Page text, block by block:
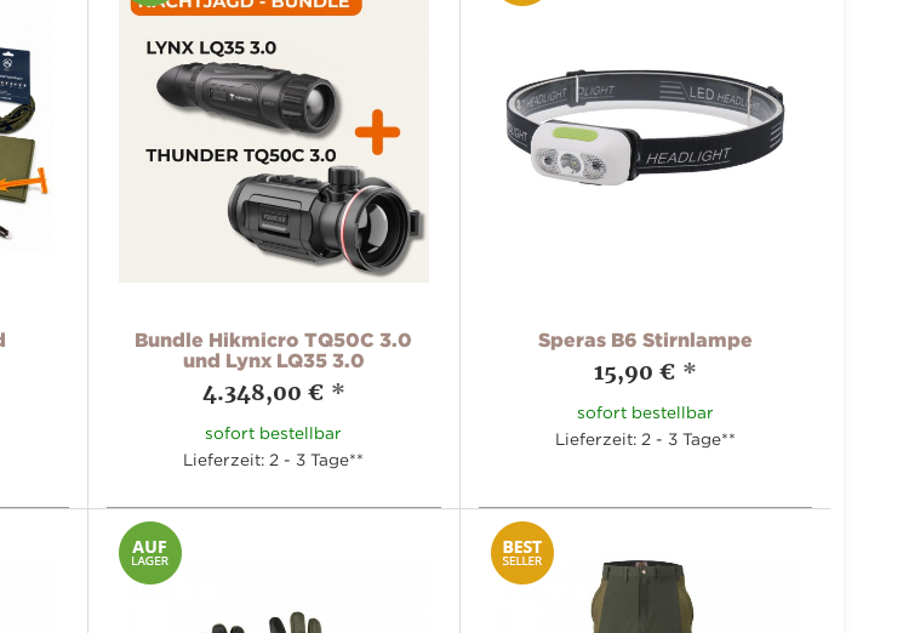
Bundle Hikmicro TQ50C 3.0
und Lynx LQ35 3.0
4.348,00 € *
sofort bestellbar
Lieferzeit: 2 - 3 Tage**
Speras B6 Stirnlampe
15,90 € *
sofort bestellbar
Lieferzeit: 2 - 3 Tage**